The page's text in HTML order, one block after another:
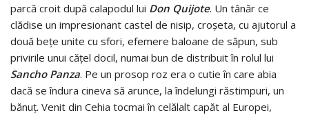
parcă croit după calapodul lui Don Quijote. Un tânăr ce
clădise un impresionant castel de nisip, croşeta, cu ajutorul a
două beţe unite cu sfori, efemere baloane de săpun, sub
privirile unui căţel docil, numai bun de distribuit în rolul lui
Sancho Panza. Pe un prosop roz era o cutie în care abia
dacă se îndura cineva să arunce, la îndelungi răstimpuri, un
bănuţ. Venit din Cehia tocmai în celălalt capăt al Europei,